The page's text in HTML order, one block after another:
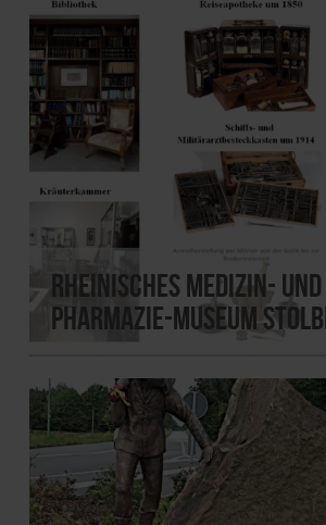
Rheinisches Medizin- und
Pharmazie-Museum